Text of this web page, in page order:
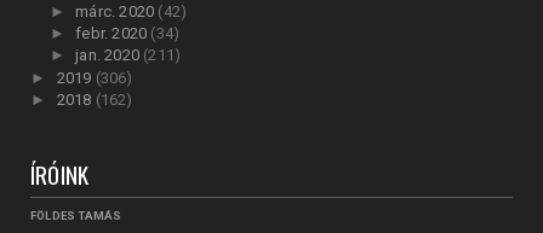
► márc. 2020 (42)
►febr. 2020 (34)
► jan. 2020 (211)
► 2019 (306)
► 2018 (162)
ÍRÓINK
FÖLDES TAMÁS